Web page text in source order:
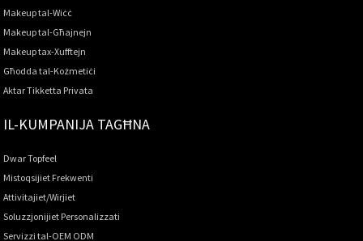
Makeup tal-Wiċċ
Makeup tal-Għajnejn
Makeup tax-Xufftejn
Għodda tal-Kożmetiċi
Aktar Tikketta Privata
IL-KUMPANIJA TAGĦNA
Dwar Topfeel
Mistoqsijiet Frekwenti
Attivitajiet/Wirjiet
Soluzzjonijiet Personalizzati
Servizzi tal-OEM ODM